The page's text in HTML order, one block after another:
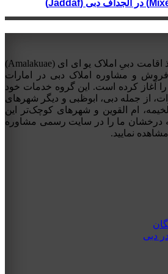
گروه مشاوره املاک و اخذ اقامت دبیِ املاک یو ای ای (Amalakuae)
در زمینه فروش و مشاوره املاک دبی در امارات
آغاز کرده است. این گروه خدمات خود
از جمله دبی، ابوظبی و دیگر شهرهای
ام القوین و شهرهای کوچک‌تر این
درخشان ما را در سایت رسمی مشاوره
دبی